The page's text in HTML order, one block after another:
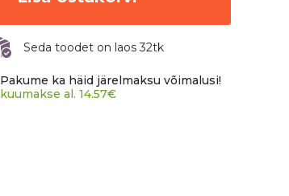
Seda toodet on laos 32tk
Pakume ka häid järelmaksu võimalusi!
kuumakse al. 14.57€